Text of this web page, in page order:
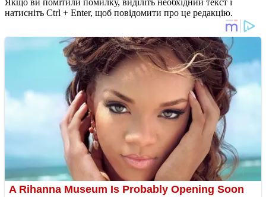
Якщо ви помітили помилку, виділіть необхідний текст і
натисніть Ctrl + Enter, щоб повідомити про це редакцію.